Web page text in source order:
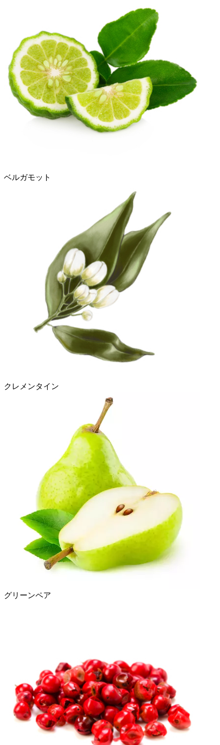
ベルガモット
クレメンタイン
グリーンペア